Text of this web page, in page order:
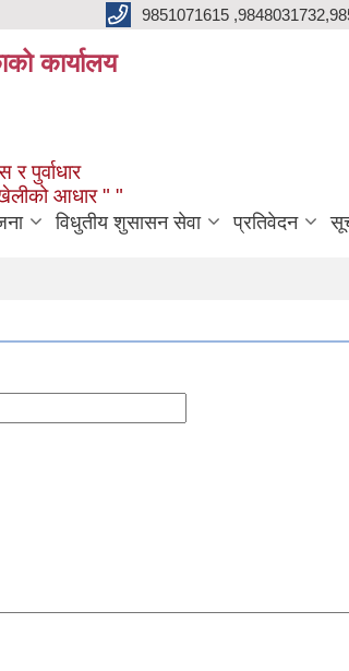
9851071615
कार्यालय
पुर्वाधार
आधार " "
विधुतीय शुसासन सेवा प्रतिवेदन